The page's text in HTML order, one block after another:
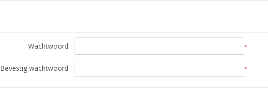
Wachtwoord: *
Bevestig wachtwoord: *